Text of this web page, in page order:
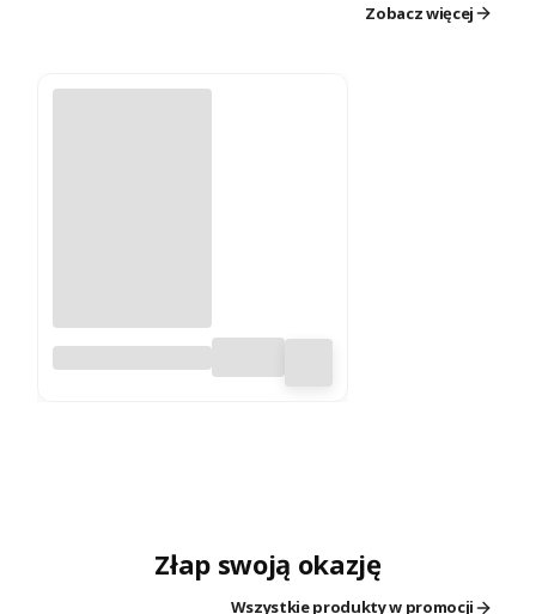
Zobacz więcej
alpaka 23 cm
Złap swoją okazję
Wszystkie produkty w promocji